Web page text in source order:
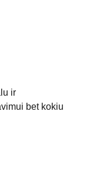
ir
bet kokiu